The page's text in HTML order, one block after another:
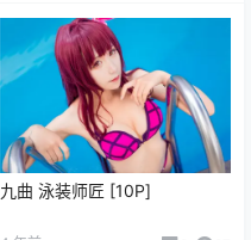
九曲 泳装师匠 [10P]